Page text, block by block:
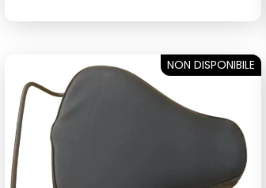
SOLD OUT
NON DISPONIBILE